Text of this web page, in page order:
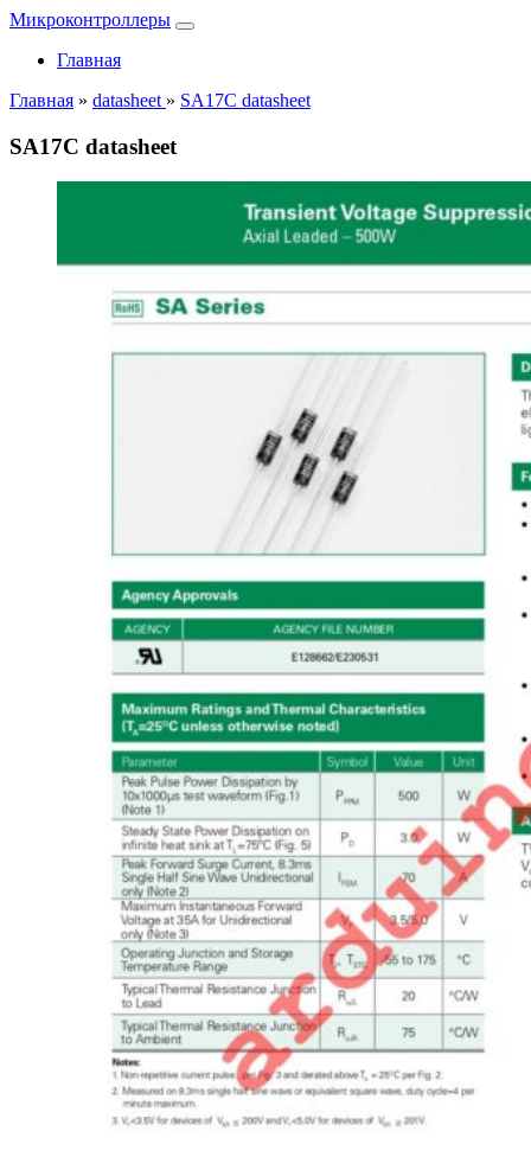
Микроконтроллеры
Главная
Главная » datasheet » SA17C datasheet
SA17C datasheet